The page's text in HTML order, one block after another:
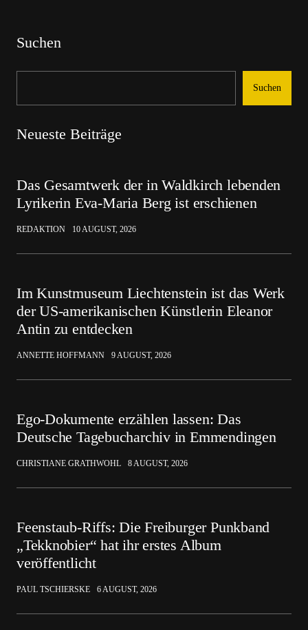
Suchen
Suchen
Neueste Beiträge
Das Gesamtwerk der in Waldkirch lebenden
Lyrikerin Eva-Maria Berg ist erschienen
REDAKTION 10 AUGUST, 2026
Im Kunstmuseum Liechtenstein ist das Werk
der US-amerikanischen Künstlerin Eleanor
Antin zu entdecken
ANNETTE HOFFMANN 9 AUGUST, 2026
Ego-Dokumente erzählen lassen: Das
Deutsche Tagebucharchiv in Emmendingen
CHRISTIANE GRATHWOHL 8 AUGUST, 2026
Feenstaub-Riffs: Die Freiburger Punkband
„Tekknobier“ hat ihr erstes Album
veröffentlicht
PAUL TSCHIERSKE 6 AUGUST, 2026